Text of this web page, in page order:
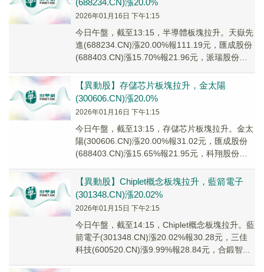
(688234.CN)漲20.0%
2026年01月16日 下午1:15
今日午盤，截至13:15，半導體板塊拉升。天嶽先
進(688234.CN)漲20.00%報111.19元，匯成股份
(688403.CN)漲15.70%報21.96元，派瑞股份
【異動股】存儲芯片板塊拉升，金太陽
(300606.CN)漲20.0%
2026年01月16日 下午1:15
今日午盤，截至13:15，存儲芯片板塊拉升。金太
陽(300606.CN)漲20.00%報31.02元，匯成股份
(688403.CN)漲15.65%報21.95元，科翔股份
【異動股】Chiplet概念板塊拉升，藍箭電子
(301348.CN)漲20.02%
2026年01月15日 下午2:15
今日午盤，截至14:15，Chiplet概念板塊拉升。藍
箭電子(301348.CN)漲20.02%報30.28元，三佳
科技(600520.CN)漲9.99%報28.84元，合鍛智...